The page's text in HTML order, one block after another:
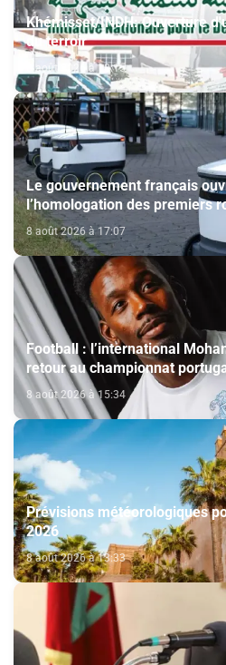
Khémisset/INDH: Ouverture
du terroir
8 août 2026 à 18:15
Le gouvernement français
l’homologation des premiers
autonome
8 août 2026 à 17:07
Football : l’international
retour au championnat
Viseu
8 août 2026 à 15:34
Prévisions météorologiques
2026
8 août 2026 à 13:33